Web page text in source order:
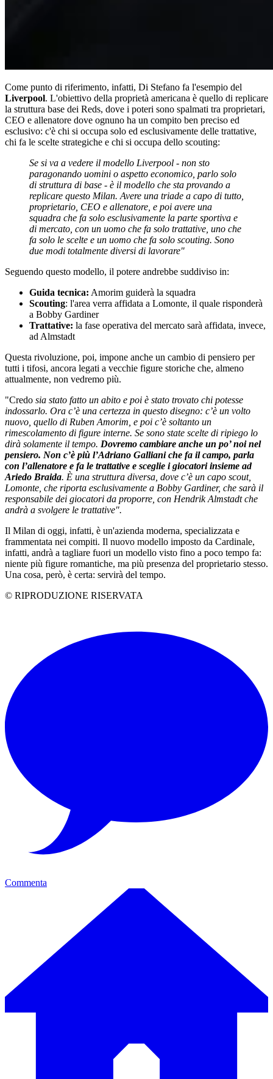
Come punto di riferimento, infatti, Di Stefano fa l'esempio del
Liverpool. L'obiettivo della proprietà americana è quello di replicare
la struttura base dei Reds, dove i poteri sono spalmati tra proprietari,
CEO e allenatore dove ognuno ha un compito ben preciso ed
esclusivo: c'è chi si occupa solo ed esclusivamente delle trattative,
chi fa le scelte strategiche e chi si occupa dello scouting:
Se si va a vedere il modello Liverpool - non sto
paragonando uomini o aspetto economico, parlo solo
di struttura di base - è il modello che sta provando a
replicare questo Milan. Avere una triade a capo di tutto,
proprietario, CEO e allenatore, e poi avere una
squadra che fa solo esclusivamente la parte sportiva e
di mercato, con un uomo che fa solo trattative, uno che
fa solo le scelte e un uomo che fa solo scouting. Sono
due modi totalmente diversi di lavorare"
Seguendo questo modello, il potere andrebbe suddiviso in:
Guida tecnica: Amorim guiderà la squadra
Scouting: l'area verra affidata a Lomonte, il quale risponderà
a Bobby Gardiner
Trattative: la fase operativa del mercato sarà affidata, invece,
ad Almstadt
Questa rivoluzione, poi, impone anche un cambio di pensiero per
tutti i tifosi, ancora legati a vecchie figure storiche che, almeno
attualmente, non vedremo più.
"Credo sia stato fatto un abito e poi è stato trovato chi potesse
indossarlo. Ora c’è una certezza in questo disegno: c’è un volto
nuovo, quello di Ruben Amorim, e poi c’è soltanto un
rimescolamento di figure interne. Se sono state scelte di ripiego lo
dirà solamente il tempo. Dovremo cambiare anche un po’ noi nel
pensiero. Non c’è più l’Adriano Galliani che fa il campo, parla
con l’allenatore e fa le trattative e sceglie i giocatori insieme ad
Ariedo Braida. È una struttura diversa, dove c’è un capo scout,
Lomonte, che riporta esclusivamente a Bobby Gardiner, che sarà il
responsabile dei giocatori da proporre, con Hendrik Almstadt che
andrà a svolgere le trattative".
Il Milan di oggi, infatti, è un'azienda moderna, specializzata e
frammentata nei compiti. Il nuovo modello imposto da Cardinale,
infatti, andrà a tagliare fuori un modello visto fino a poco tempo fa:
niente più figure romantiche, ma più presenza del proprietario stesso.
Una cosa, però, è certa: servirà del tempo.
© RIPRODUZIONE RISERVATA
Commenta